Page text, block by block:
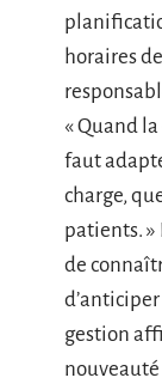
horaires
« Quand
faut
charge,
patients. »
de
gestion